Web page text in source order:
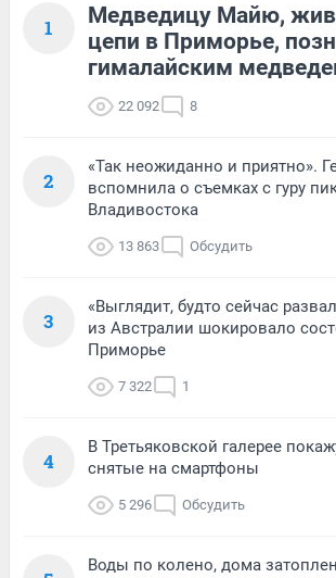
1
Медведицу Майю,
цепи в Приморье,
гималайским
22 092 8
2
«Так неожиданно и приятно».
вспомнила о съемках с гуру
Владивостока
13 863 Обсудить
3
«Выглядит, будто сейчас
из Австралии шокировало
Приморье
7 322 1
4
В Третьяковской галерее
снятые на смартфоны
5 296 Обсудить
Воды по колено, дома